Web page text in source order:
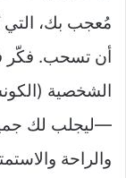
مُعجب بك، التي
أن تسحب. فكّر
—ليجلب لك
والراحة